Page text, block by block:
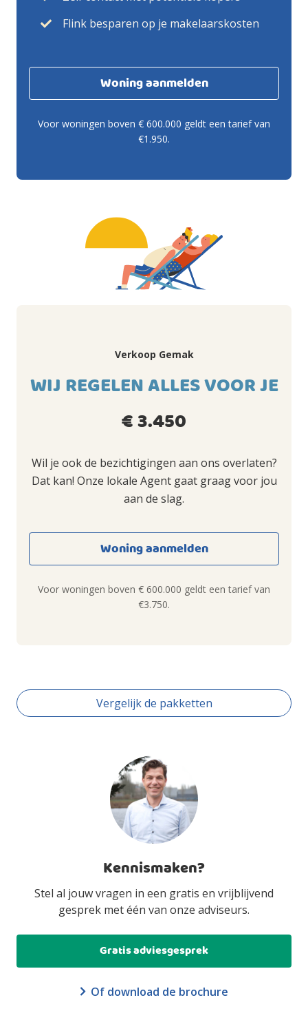
Flink besparen op je makelaarskosten
Woning aanmelden
Voor woningen boven € 600.000 geldt een tarief van
€1.950.
Verkoop Gemak
WIJ REGELEN ALLES VOOR JE
€ 3.450
Wil je ook de bezichtigingen aan ons overlaten?
Dat kan! Onze lokale Agent gaat graag voor jou
aan de slag.
Woning aanmelden
Voor woningen boven € 600.000 geldt een tarief van
€3.750.
Vergelijk de pakketten
Kennismaken?
Stel al jouw vragen in een gratis en vrijblijvend
gesprek met één van onze adviseurs.
Gratis adviesgesprek
Of download de brochure